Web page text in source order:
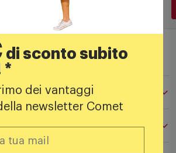
Aggiungi al carrello
di sconto subito
*
dei vantaggi
newsletter Comet